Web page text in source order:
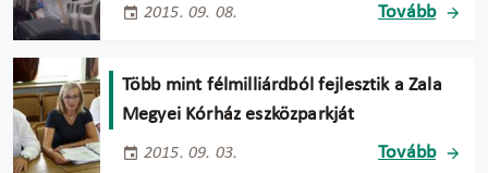
2015. 09. 08. Tovább
Több mint félmilliárdból fejlesztik a Zala
Megyei Kórház eszközparkját
2015. 09. 03. Tovább